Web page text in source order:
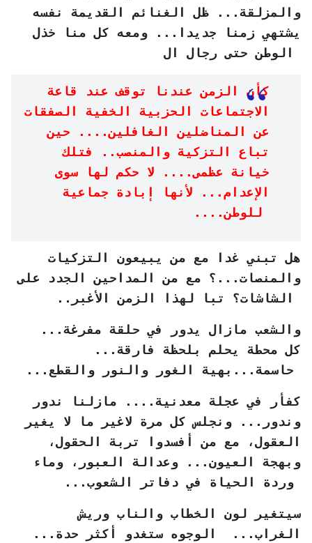
والمزلقة... ظل الغنائم القديمة نفسه
يشتهي زمنا جديدا... ومعه كل منا خذل
الوطن حتى رجال ال
كأن الزمن عندنا توقف عند قاعة
الاجتماعات الحزبية الخفية الصفقات
عن المناضلين الغافلين.... حين
تباع التزكية والمنصب.. فتلك
خيانة عظمى.... لا حكم لها سوى
الإعدام... لأنها إبادة جماعية
للوطن....
هل تبني غدا مع من يبيعون التزكيات
والمنصات...؟ مع من المداحين الجدد على
الشاشات؟ تبا لهذا الزمن الأغبر..
والشعب مازال يدور في حلقة مفرغة...
كل محطة يحلم بلحظة فارقة...
حاسمة...بهية الغور والنور والقطع...
كفأر في عجلة معدنية.... مازلنا ندور
وندور... ونجلس كل مرة لاغير ما لا يغير
العقول، مع من أفسدوا تربة الحقول،
وبهجة العيون... وعدالة العبور، وماء
وردة الحياة في دفاتر الشعوب...
سيتغير لون الخطاب والناب وريش
الغراب... الوجوه ستغدو أكثر حدة...